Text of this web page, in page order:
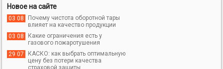
Новое на сайте
03 08
Почему чистота оборотной тары
влияет на качество продукции
03 08
Какие ограничения есть у
газового пожаротушения
29 07
КАСКО: как выбрать оптимальную
цену без потери качества
страховой защиты